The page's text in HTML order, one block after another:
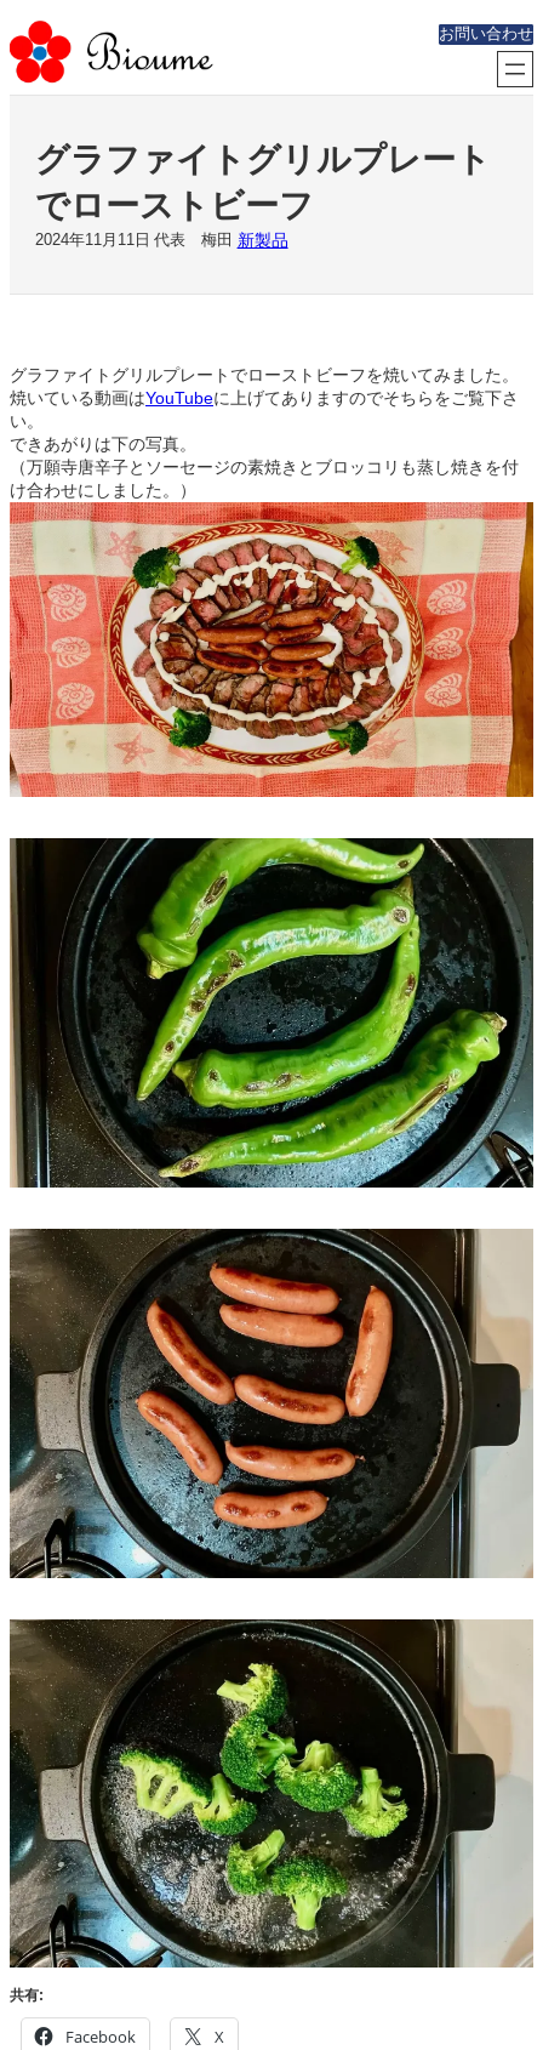
容
を
ス
お問い合わせ
グラファイトグリルプレート
でローストビーフ
2024年11月11日 代表 梅田 新製品
グラファイトグリルプレートでローストビーフを焼いてみました。
焼いている動画はYouTubeに上げてありますのでそちらをご覧下さ
い。
できあがりは下の写真。
（万願寺唐辛子とソーセージの素焼きとブロッコリも蒸し焼きを付
け合わせにしました。）
共有:
Facebook X